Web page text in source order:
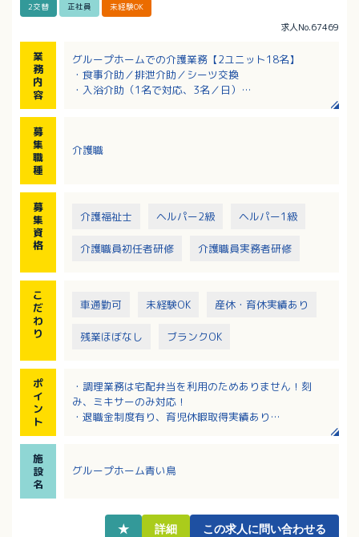
2交替 正社員 未経験OK
求人No.67469
業
務
内
容
グループホームでの介護業務【2ユニット18名】
・食事介助／排泄介助／シーツ交換
・入浴介助（1名で対応、3名／日）
・記録：紙・タブレット併用
募
集
職
種
介護職
募
集
資
格
介護福祉士 ヘルパー2級 ヘルパー1級
介護職員初任者研修 介護職員実務者研修
こ
だ
わ
り
車通勤可 未経験OK 産休・育休実績あり
残業ほぼなし ブランクOK
ポ
イ
ン
ト
・調理業務は宅配弁当を利用のためありません！刻
み、ミキサーのみ対応！
・退職金制度有り、育児休暇取得実績あり
・介護業務未経験の方でも応募可能です！
施
設
名
グループホーム青い鳥
★ 詳細 この求人に問い合わせる